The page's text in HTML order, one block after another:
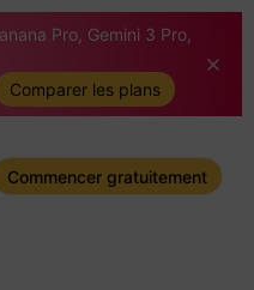
Pro, Gemini 3 Pro,
Comparer les plans
Commencer gratuitement